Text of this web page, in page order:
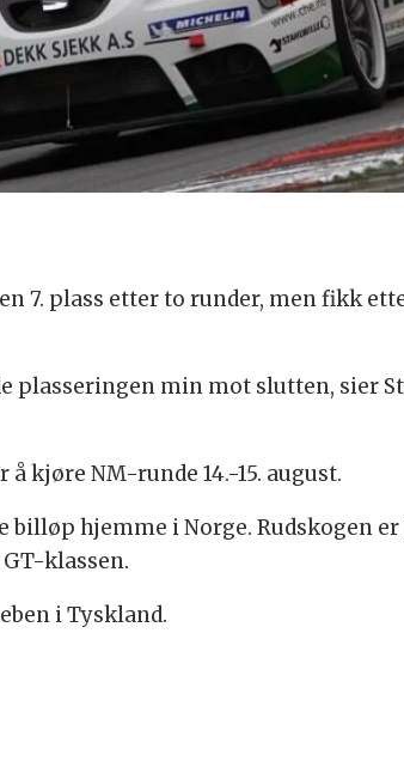
7. plass etter to runder, men fikk
plasseringen min mot slutten, sier
kjøre NM-runde 14.-15. august.
hjemme i Norge. Rudskogen
klassen.
i Tyskland.